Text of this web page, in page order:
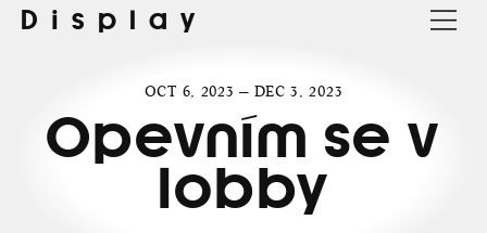
Display
OCT 6, 2023 — DEC 3, 2023
Opevním se v
lobby